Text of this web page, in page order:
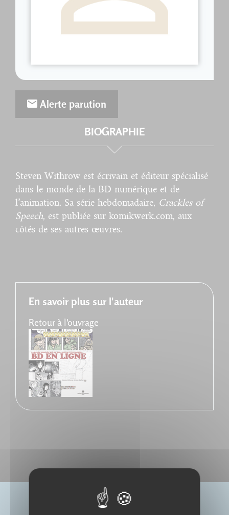
Alerte parution
BIOGRAPHIE
Steven Withrow est écrivain et éditeur spécialisé
dans le monde de la BD numérique et de
l’animation. Sa série hebdomadaire, Crackles of
Speech, est publiée sur komikwerk.com, aux
côtés de ses autres œuvres.
En savoir plus sur l'auteur
Retour à l'ouvrage
BIBLIOGRAPHIE